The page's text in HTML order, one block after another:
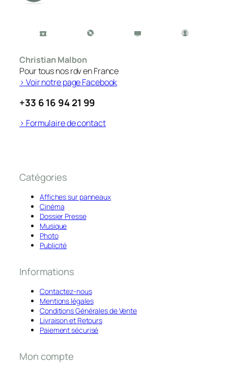
Christian Malbon
Pour tous nos rdv en France
> Voir notre page Facebook
+33 6 16 94 21 99
> Formulaire de contact
Catégories
Affiches sur panneaux
Cinéma
Dossier Presse
Musique
Photo
Publicité
Informations
Contactez-nous
Mentions légales
Conditions Générales de Vente
Livraison et Retours
Paiement sécurisé
Mon compte